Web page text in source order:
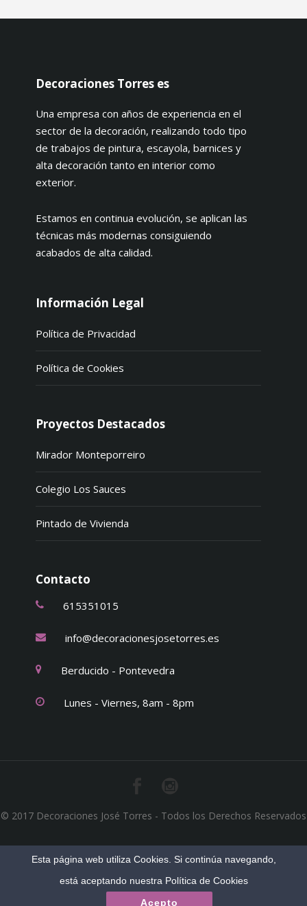
Decoraciones Torres es
Una empresa con años de experiencia en el
sector de la decoración, realizando todo tipo
de trabajos de pintura, escayola, barnices y
alta decoración tanto en interior como
exterior.
Estamos en continua evolución, se aplican las
técnicas más modernas consiguiendo
acabados de alta calidad.
Información Legal
Política de Privacidad
Política de Cookies
Proyectos Destacados
Mirador Monteporreiro
Colegio Los Sauces
Pintado de Vivienda
Contacto
615351015
info@decoracionesjosetorres.es
Berducido - Pontevedra
Lunes - Viernes, 8am - 8pm
© 2017 Decoraciones José Torres - Todos los Derechos Reservados
Esta página web utiliza Cookies. Si continúa navegando,
está aceptando nuestra Política de Cookies
Acepto